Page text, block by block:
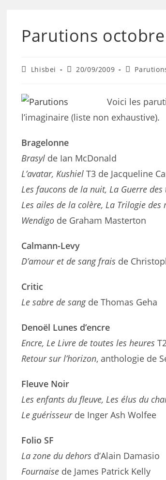
Parutions
Lhisbei 20/09/2009
Voici les
l’imaginaire (liste non exhaustive).
Bragelonne
Brasyl de Ian McDonald
L’avatar, Kushiel T3 de Jacqueline
Les faucons de la nuit, La Guerre des
Les ailes de la colère, La Trilogie des
Wendigo de Graham Masterton
Calmann-Levy
D’amour et de sang frais de
Critic
Le sabre de sangde Thomas Geha
Denoël Lunes d’encre
Encre, Le Livre de toutes les heures
Retour sur l’horizon, anthologie de
Fleuve Noir
Les enfants du fleuve, Les élus du
Le guérisseur de Inger Ash Wolfee
Folio SF
La zone du dehors d’Alain Damasio
Fournaise de James Patrick Kelly